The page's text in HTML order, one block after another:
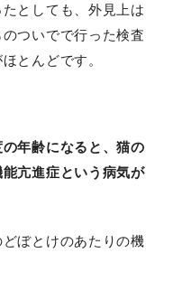
としても、外見上は
ついでで行った検査
とんどです。
年齢になると、猫の
亢進症という病気が
ぼとけのあたりの機